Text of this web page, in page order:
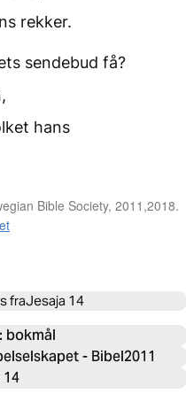
rekker.
sendebud få?
hans
Bible Society, 2011,2018.
fraJesaja 14
bokmål
- Bibel2011